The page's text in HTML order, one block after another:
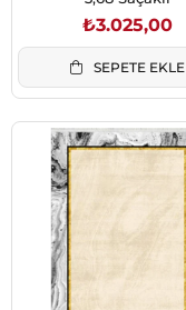
₺3.025,00
SEPETE EKLE